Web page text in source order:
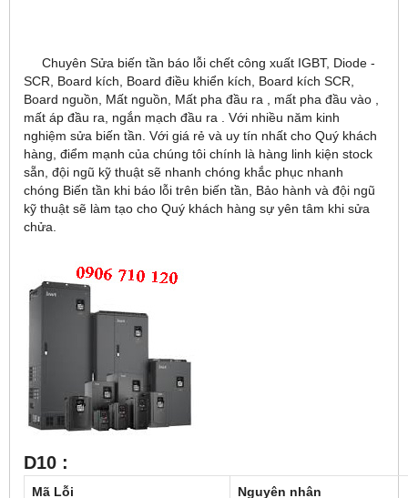
Chuyên Sửa biến tần báo lỗi chết công xuất IGBT, Diode -
SCR, Board kích, Board điều khiển kích, Board kích SCR,
Board nguồn, Mất nguồn, Mất pha đầu ra , mất pha đầu vào ,
mất áp đầu ra, ngắn mạch đầu ra . Với nhiều năm kinh
nghiệm sửa biến tần. Với giá rẻ và uy tín nhất cho Quý khách
hàng, điểm mạnh của chúng tôi chính là hàng linh kiện stock
sẵn, đội ngũ kỹ thuật sẽ nhanh chóng khắc phục nhanh
chóng Biến tần khi báo lỗi trên biến tần, Bảo hành và đội ngũ
kỹ thuật sẽ làm tạo cho Quý khách hàng sự yên tâm khi sửa
chửa.
D10 :
Mã Lỗi Nguyên nhân